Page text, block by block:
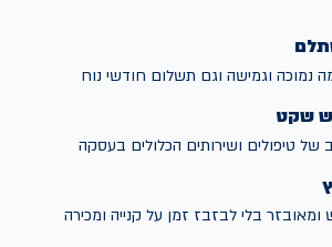
נמוכה וגמישה וגם תשלום חודשי נוח
שקט
של טיפולים ושירותים הכלולים בעסקה
בלי לבזבז זמן על קנייה ומכירה